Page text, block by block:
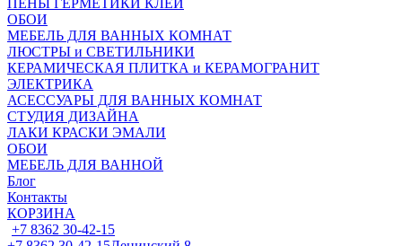
ПЕНЫ ГЕРМЕТИКИ КЛЕЙ
ОБОИ
МЕБЕЛЬ ДЛЯ ВАННЫХ КОМНАТ
ЛЮСТРЫ и СВЕТИЛЬНИКИ
КЕРАМИЧЕСКАЯ ПЛИТКА и КЕРАМОГРАНИТ
ЭЛЕКТРИКА
АСЕССУАРЫ ДЛЯ ВАННЫХ КОМНАТ
СТУДИЯ ДИЗАЙНА
ЛАКИ КРАСКИ ЭМАЛИ
ОБОИ
МЕБЕЛЬ ДЛЯ ВАННОЙ
Блог
Контакты
КОРЗИНА
+7 8362 30-42-15